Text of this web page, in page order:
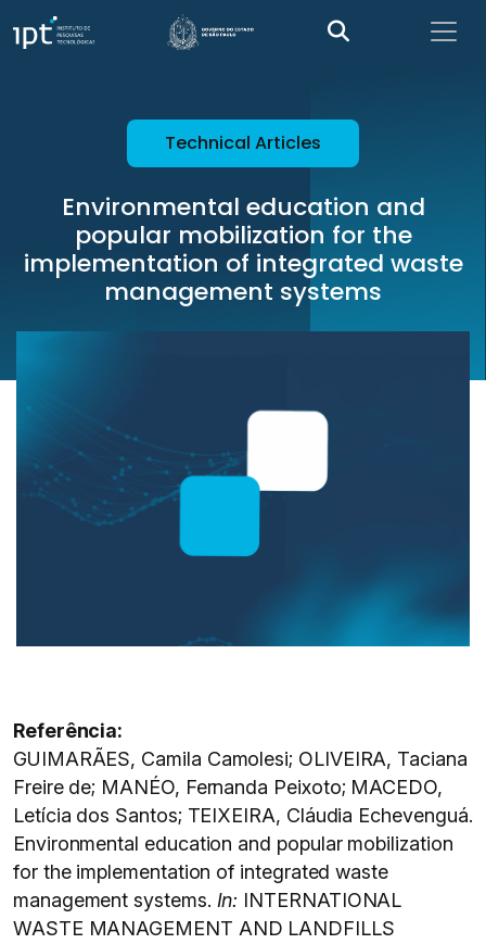
Technical Articles
Environmental education and
popular mobilization for the
implementation of integrated waste
management systems
Referência:
GUIMARÃES, Camila Camolesi; OLIVEIRA, Taciana
Freire de; MANÉO, Fernanda Peixoto; MACEDO,
Letícia dos Santos; TEIXEIRA, Cláudia Echevenguá.
Environmental education and popular mobilization
for the implementation of integrated waste
management systems. In: INTERNATIONAL
WASTE MANAGEMENT AND LANDFILLS